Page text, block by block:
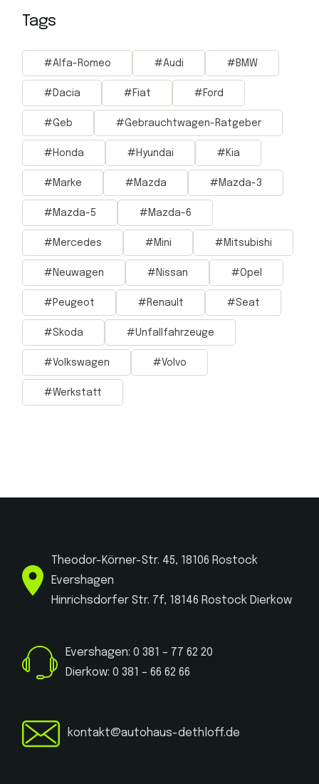
Tags
Alfa-Romeo Audi BMW
Dacia Fiat Ford
Geb Gebrauchtwagen-Ratgeber
Honda Hyundai Kia
Marke Mazda Mazda-3
Mazda-5 Mazda-6
Mercedes Mini Mitsubishi
Neuwagen Nissan Opel
Peugeot Renault Seat
Skoda Unfallfahrzeuge
Volkswagen Volvo
Werkstatt
Theodor-Körner-Str. 45, 18106 Rostock
Evershagen
Hinrichsdorfer Str. 7f, 18146 Rostock Dierkow
Evershagen: 0 381 – 77 62 20
Dierkow: 0 381 – 66 62 66
kontakt@autohaus-dethloff.de